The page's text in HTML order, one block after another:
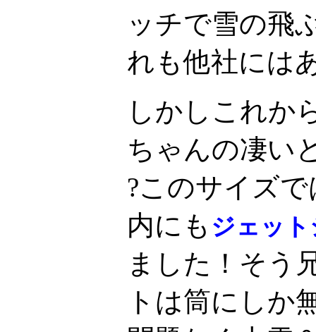
ッチで雪の飛
れも他社には
しかしこれか
ちゃんの凄い
?このサイズ
内にも ジェッ
ました！そう
トは筒にしか